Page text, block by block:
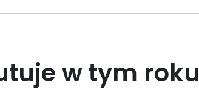
w tym roku